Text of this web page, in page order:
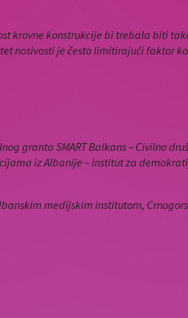
krovne konstrukcije bi trebala biti
nosivosti je često limitirajući faktor
granta SMART Balkans – Civilno
iz Albanije – Institut za
medijskim institutom,